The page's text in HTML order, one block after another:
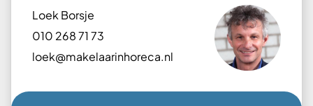
Loek Borsje
010 268 71 73
loek@makelaarinhoreca.nl